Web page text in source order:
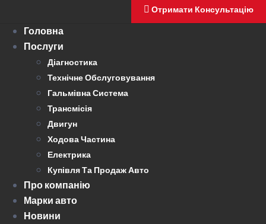
Отримати Консультацію
Головна
Послуги
Діагностика
Технічне Обслуговування
Гальмівна Система
Трансмісія
Двигун
Ходова Частина
Електрика
Купівля Та Продаж Авто
Про компанію
Марки авто
Новини